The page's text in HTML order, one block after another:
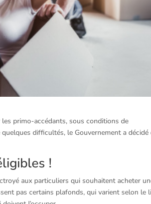
primo-accédants, sous conditions de
difficultés, le Gouvernement a décidé
!
aux particuliers qui souhaitent acheter
pas certains plafonds, qui varient selon le